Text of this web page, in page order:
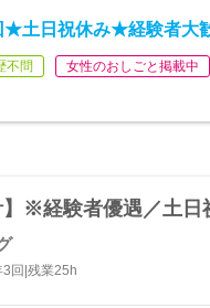
★土日祝休み★経験者大
不問 女性のおしごと掲載中
※経験者優遇／土日
回|残業25h